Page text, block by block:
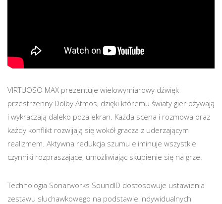
VIRTUOSO MAX prezentuje wielowymiarowy dźwięk
przestrzenny Dolby Atmos, dzięki któremu światy gier ożywają
i wykraczają daleko poza ekran. Każda scena i rozmowa oraz
każdy konflikt rozwijają się wokół gracza z uderzającym
realizmem. Aktywna redukcja szumu eliminuje wszystkie
czynniki rozpraszające, umożliwiając skupienie się na grze.
Technologia Sonarworks SoundID dostosowuje ustawienia
zestawu słuchawkowego na podstawie indywidualnych